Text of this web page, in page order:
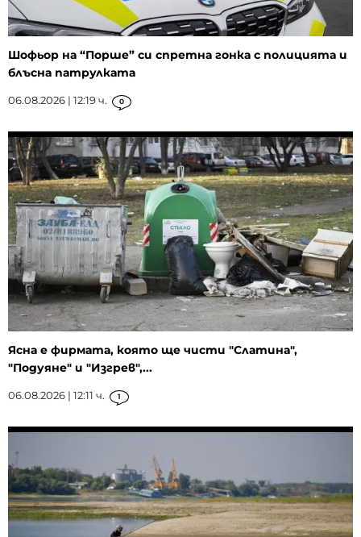
Шофьор на “Порше” си спретна гонка с полицията и
блъсна патрулката
06.08.2026 | 12:19 ч. 0
Ясна е фирмата, която ще чисти "Слатина",
"Подуяне" и "Изгрев",...
06.08.2026 | 12:11 ч. 1